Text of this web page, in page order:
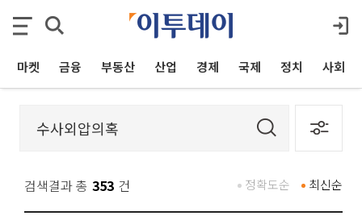
마켓 금융 부동산 산업 경제 국제 정치 사회
검색결과 총 353 건 최신순
정확도순